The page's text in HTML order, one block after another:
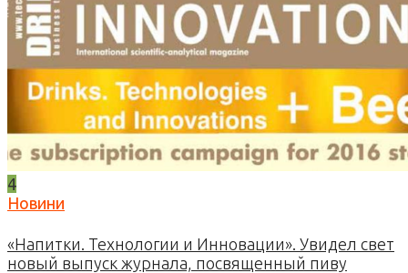
4
Новини
«Напитки. Технологии и Инновации». Увидел свет
новый выпуск журнала, посвященный пиву